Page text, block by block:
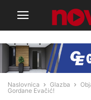
Naslovnica Glazba
Gordane Evačić!